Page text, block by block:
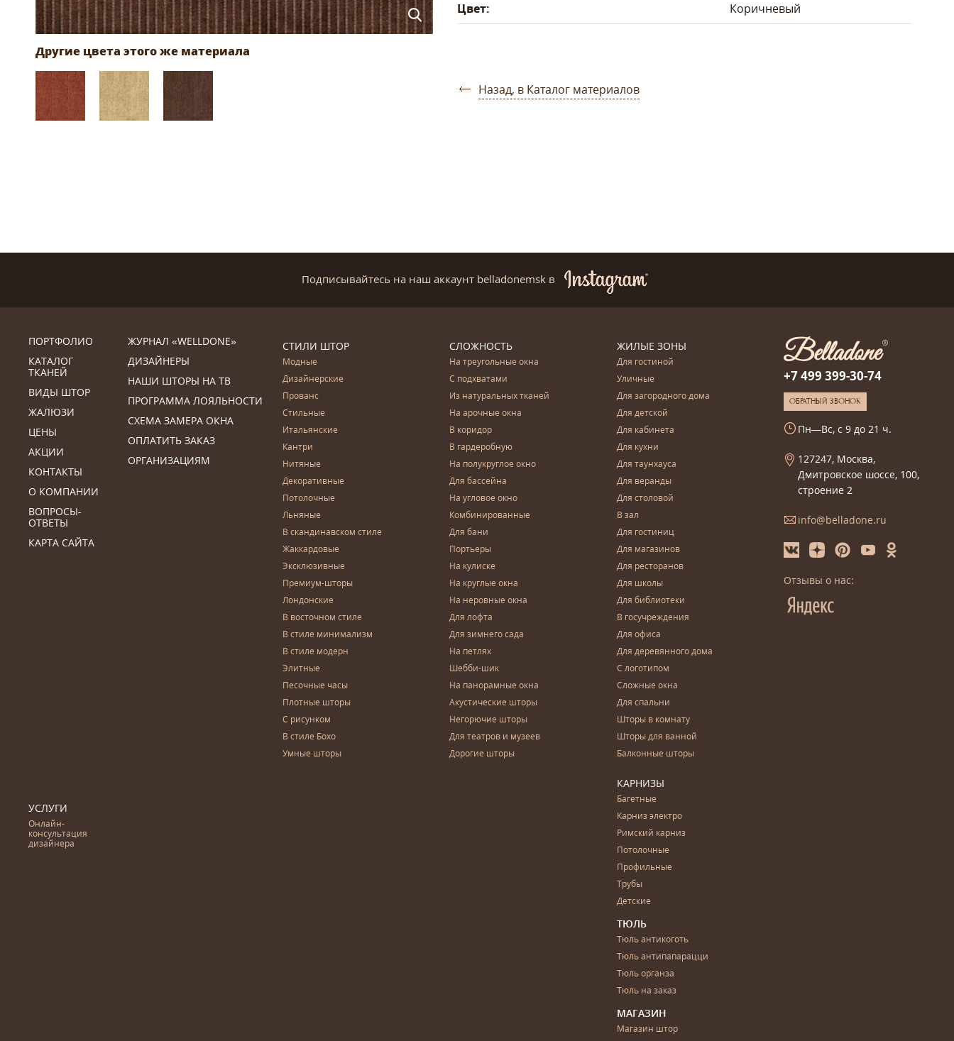
Цвет:
Коричневый
Назад, в Каталог материалов
Подписывайтесь на наш аккаунт belladonemsk в
ПОРТФОЛИО
КАТАЛОГ
ТКАНЕЙ
ВИДЫ ШТОР
ЖАЛЮЗИ
ЦЕНЫ
АКЦИИ
КОНТАКТЫ
О КОМПАНИИ
ВОПРОСЫ-
ОТВЕТЫ
КАРТА САЙТА
ЖУРНАЛ «WELLDONE»
ДИЗАЙНЕРЫ
НАШИ ШТОРЫ НА ТВ
ПРОГРАММА ЛОЯЛЬНОСТИ
СХЕМА ЗАМЕРА ОКНА
ОПЛАТИТЬ ЗАКАЗ
ОРГАНИЗАЦИЯМ
УСЛУГИ
Онлайн-
консультация
дизайнера
СТИЛИ ШТОР
Модные
Дизайнерские
Прованс
Стильные
Итальянские
Кантри
Нитяные
Декоративные
Потолочные
Льняные
В скандинавском стиле
Жаккардовые
Эксклюзивные
Премиум-шторы
Лондонские
В восточном стиле
В стиле минимализм
В стиле модерн
Элитные
Песочные часы
Плотные шторы
С рисунком
В стиле Бохо
Умные шторы
СЛОЖНОСТЬ
На треугольные окна
С подхватами
Из натуральных тканей
На арочные окна
В коридор
В гардеробную
На полукруглое окно
Для бассейна
На угловое окно
Комбинированные
Для бани
Портьеры
На кулиске
На круглые окна
На неровные окна
Для лофта
Для зимнего сада
На петлях
Шебби-шик
На панорамные окна
Акустические шторы
Негорючие шторы
Для театров и музеев
Дорогие шторы
ЖИЛЫЕ ЗОНЫ
Для гостиной
Уличные
Для загородного дома
Для детской
Для кабинета
Для кухни
Для таунхауса
Для веранды
Для столовой
В зал
Для гостиниц
Для магазинов
Для ресторанов
Для школы
Для библиотеки
В госучреждения
Для офиса
Для деревянного дома
С логотипом
Сложные окна
Для спальни
Шторы в комнату
Шторы для ванной
Балконные шторы
КАРНИЗЫ
Багетные
Карниз электро
Римский карниз
Потолочные
Профильные
Трубы
Детские
ТЮЛЬ
Тюль антикоготь
Тюль антипапарацци
Тюль органза
Тюль на заказ
МАГАЗИН
Магазин штор
+7 499 399-30-74
ОБРАТНЫЙ ЗВОНОК
Пн—Вс, с 9 до 21 ч.
127247, Москва,
Дмитровское шоссе, 100,
строение 2
info@belladone.ru
Отзывы о нас: